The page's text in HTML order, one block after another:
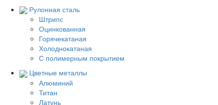
Рулонная сталь
Штрипс
Оцинкованная
Горячекатаная
Холоднокатаная
С полимерным покрытием
Цветные металлы
Алюминий
Титан
Латунь